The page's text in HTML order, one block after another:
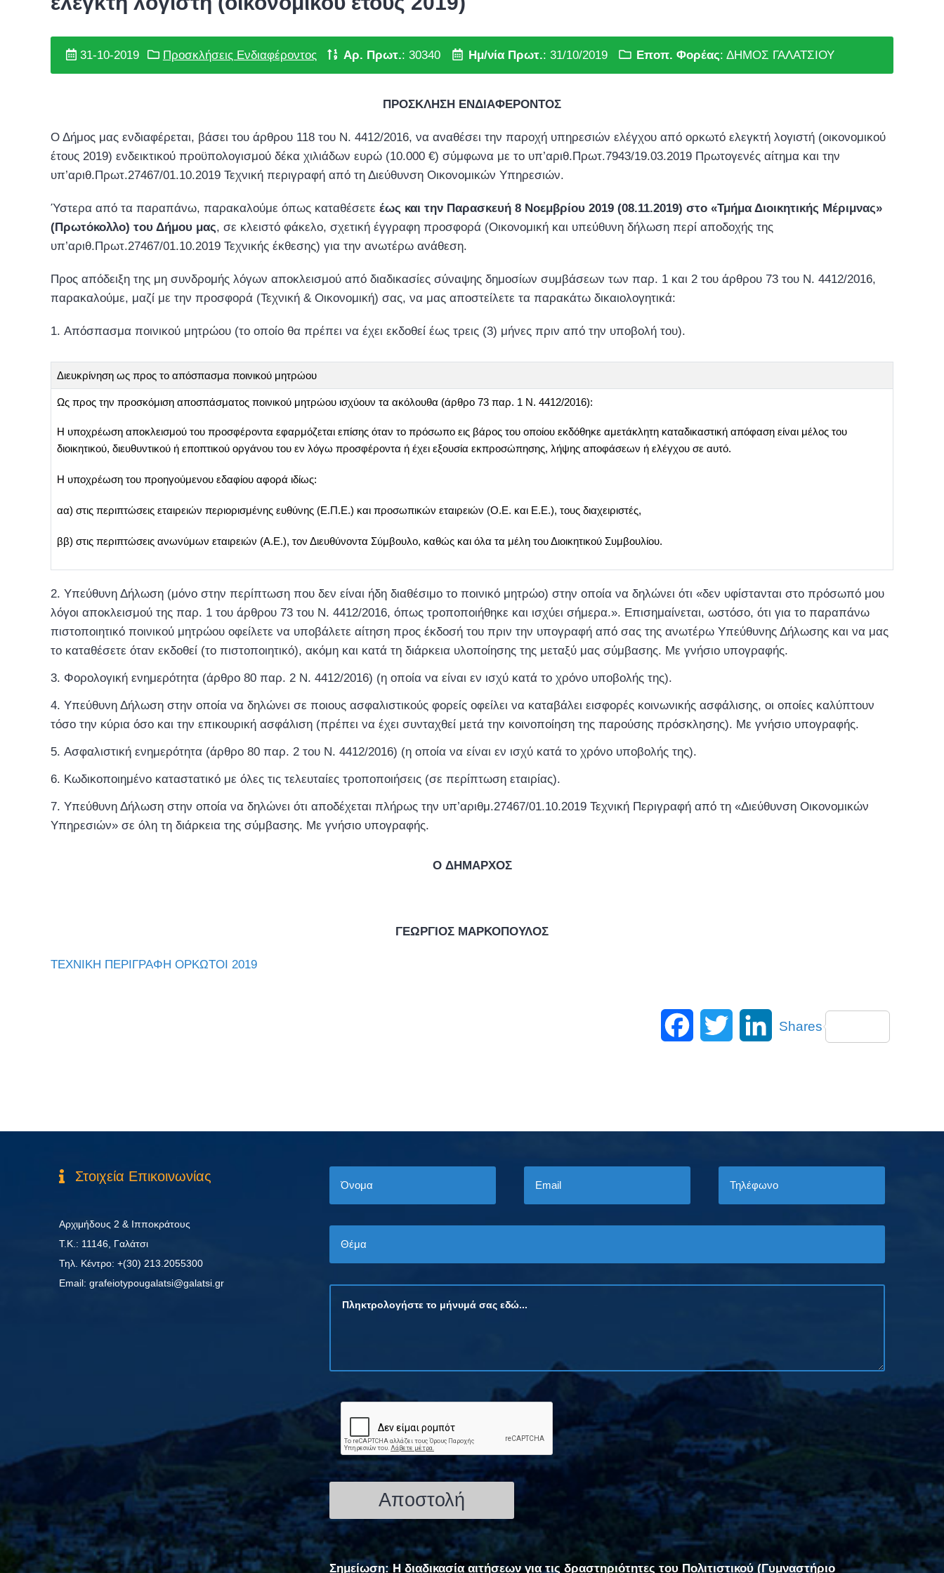
31-10-2019 Προσκλήσεις Ενδιαφέροντος Αρ. Πρωτ.: 30340 Ημ/νία Πρωτ.: 31/10/2019 Εποπ. Φορέας: ΔΗΜΟΣ ΓΑΛΑΤΣΙΟΥ
ΠΡΟΣΚΛΗΣΗ ΕΝΔΙΑΦΕΡΟΝΤΟΣ
Ο Δήμος μας ενδιαφέρεται, βάσει του άρθρου 118 του Ν. 4412/2016, να αναθέσει την παροχή υπηρεσιών ελέγχου από ορκωτό ελεγκτή λογιστή (οικονομικού
έτους 2019) ενδεικτικού προϋπολογισμού δέκα χιλιάδων ευρώ (10.000 €) σύμφωνα με το υπ’αριθ.Πρωτ.7943/19.03.2019 Πρωτογενές αίτημα και την
υπ’αριθ.Πρωτ.27467/01.10.2019 Τεχνική περιγραφή από τη Διεύθυνση Οικονομικών Υπηρεσιών.
Ύστερα από τα παραπάνω, παρακαλούμε όπως καταθέσετε έως και την Παρασκευή 8 Νοεμβρίου 2019 (08.11.2019) στο «Τμήμα Διοικητικής Μέριμνας»
(Πρωτόκολλο) του Δήμου μας, σε κλειστό φάκελο, σχετική έγγραφη προσφορά (Οικονομική και υπεύθυνη δήλωση περί αποδοχής της
υπ’αριθ.Πρωτ.27467/01.10.2019 Τεχνικής έκθεσης) για την ανωτέρω ανάθεση.
Προς απόδειξη της μη συνδρομής λόγων αποκλεισμού από διαδικασίες σύναψης δημοσίων συμβάσεων των παρ. 1 και 2 του άρθρου 73 του Ν. 4412/2016,
παρακαλούμε, μαζί με την προσφορά (Τεχνική & Οικονομική) σας, να μας αποστείλετε τα παρακάτω δικαιολογητικά:
Απόσπασμα ποινικού μητρώου (το οποίο θα πρέπει να έχει εκδοθεί έως τρεις (3) μήνες πριν από την υποβολή του).
Διευκρίνηση ως προς το απόσπασμα ποινικού μητρώου
Ως προς την προσκόμιση αποσπάσματος ποινικού μητρώου ισχύουν τα ακόλουθα (άρθρο 73 παρ. 1 Ν. 4412/2016):
Η υποχρέωση αποκλεισμού του προσφέροντα εφαρμόζεται επίσης όταν το πρόσωπο εις βάρος του οποίου εκδόθηκε αμετάκλητη καταδικαστική απόφαση είναι μέλος του
διοικητικού, διευθυντικού ή εποπτικού οργάνου του εν λόγω προσφέροντα ή έχει εξουσία εκπροσώπησης, λήψης αποφάσεων ή ελέγχου σε αυτό.
Η υποχρέωση του προηγούμενου εδαφίου αφορά ιδίως:
αα) στις περιπτώσεις εταιρειών περιορισμένης ευθύνης (Ε.Π.Ε.) και προσωπικών εταιρειών (O.E. και Ε.Ε.), τους διαχειριστές,
ββ) στις περιπτώσεις ανωνύμων εταιρειών (Α.Ε.), τον Διευθύνοντα Σύμβουλο, καθώς και όλα τα μέλη του Διοικητικού Συμβουλίου.
Υπεύθυνη Δήλωση (μόνο στην περίπτωση που δεν είναι ήδη διαθέσιμο το ποινικό μητρώο) στην οποία να δηλώνει ότι «δεν υφίστανται στο πρόσωπό μου
λόγοι αποκλεισμού της παρ. 1 του άρθρου 73 του Ν. 4412/2016, όπως τροποποιήθηκε και ισχύει σήμερα.». Επισημαίνεται, ωστόσο, ότι για το παραπάνω
πιστοποιητικό ποινικού μητρώου οφείλετε να υποβάλετε αίτηση προς έκδοσή του πριν την υπογραφή από σας της ανωτέρω Υπεύθυνης Δήλωσης και να μας
το καταθέσετε όταν εκδοθεί (το πιστοποιητικό), ακόμη και κατά τη διάρκεια υλοποίησης της μεταξύ μας σύμβασης. Με γνήσιο υπογραφής.
Φορολογική ενημερότητα (άρθρο 80 παρ. 2 Ν. 4412/2016) (η οποία να είναι εν ισχύ κατά το χρόνο υποβολής της).
Υπεύθυνη Δήλωση στην οποία να δηλώνει σε ποιους ασφαλιστικούς φορείς οφείλει να καταβάλει εισφορές κοινωνικής ασφάλισης, οι οποίες καλύπτουν
τόσο την κύρια όσο και την επικουρική ασφάλιση (πρέπει να έχει συνταχθεί μετά την κοινοποίηση της παρούσης πρόσκλησης). Με γνήσιο υπογραφής.
Ασφαλιστική ενημερότητα (άρθρο 80 παρ. 2 του Ν. 4412/2016) (η οποία να είναι εν ισχύ κατά το χρόνο υποβολής της).
Κωδικοποιημένο καταστατικό με όλες τις τελευταίες τροποποιήσεις (σε περίπτωση εταιρίας).
Υπεύθυνη Δήλωση στην οποία να δηλώνει ότι αποδέχεται πλήρως την υπ’αριθμ.27467/01.10.2019 Τεχνική Περιγραφή από τη «Διεύθυνση Οικονομικών
Υπηρεσιών» σε όλη τη διάρκεια της σύμβασης. Με γνήσιο υπογραφής.
O ΔΗΜΑΡΧΟΣ
ΓΕΩΡΓΙΟΣ ΜΑΡΚΟΠΟΥΛΟΣ
ΤΕΧΝΙΚΗ ΠΕΡΙΓΡΑΦΗ ΟΡΚΩΤΟΙ 2019
FacebookTwitter
Shares
Στοιχεία Επικοινωνίας
Αρχιμήδους 2 & Ιπποκράτους
Τ.Κ.: 11146, Γαλάτσι
Τηλ. Κέντρο: +(30) 213.2055300
Εmail: grafeiotypougalatsi@galatsi.gr
Σημείωση: Η διαδικασία αιτήσεων για τις δραστηριότητες του Πολιτιστικού (Γυμναστήριο